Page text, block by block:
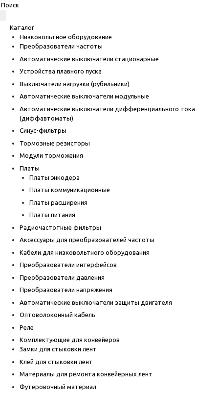
Каталог
Низковольтное оборудование
Преобразователи частоты
Автоматические выключатели стационарные
Устройства плавного пуска
Выключатели нагрузки (рубильники)
Автоматические выключатели модульные
Автоматические выключатели дифференциального тока
(диффавтоматы)
Синус-фильтры
Тормозные резисторы
Модули торможения
Платы
Платы энкодера
Платы коммуникационные
Платы расширения
Платы питания
Радиочастотные фильтры
Аксессуары для преобразователей частоты
Кабели для низковольтного оборудования
Преобразователи интерфейсов
Преобразователи давления
Преобразователи напряжения
Автоматические выключатели защиты двигателя
Оптоволоконный кабель
Реле
Комплектующие для конвейеров
Замки для стыковки лент
Клей для стыковки лент
Материалы для ремонта конвейерных лент
Футеровочный материал